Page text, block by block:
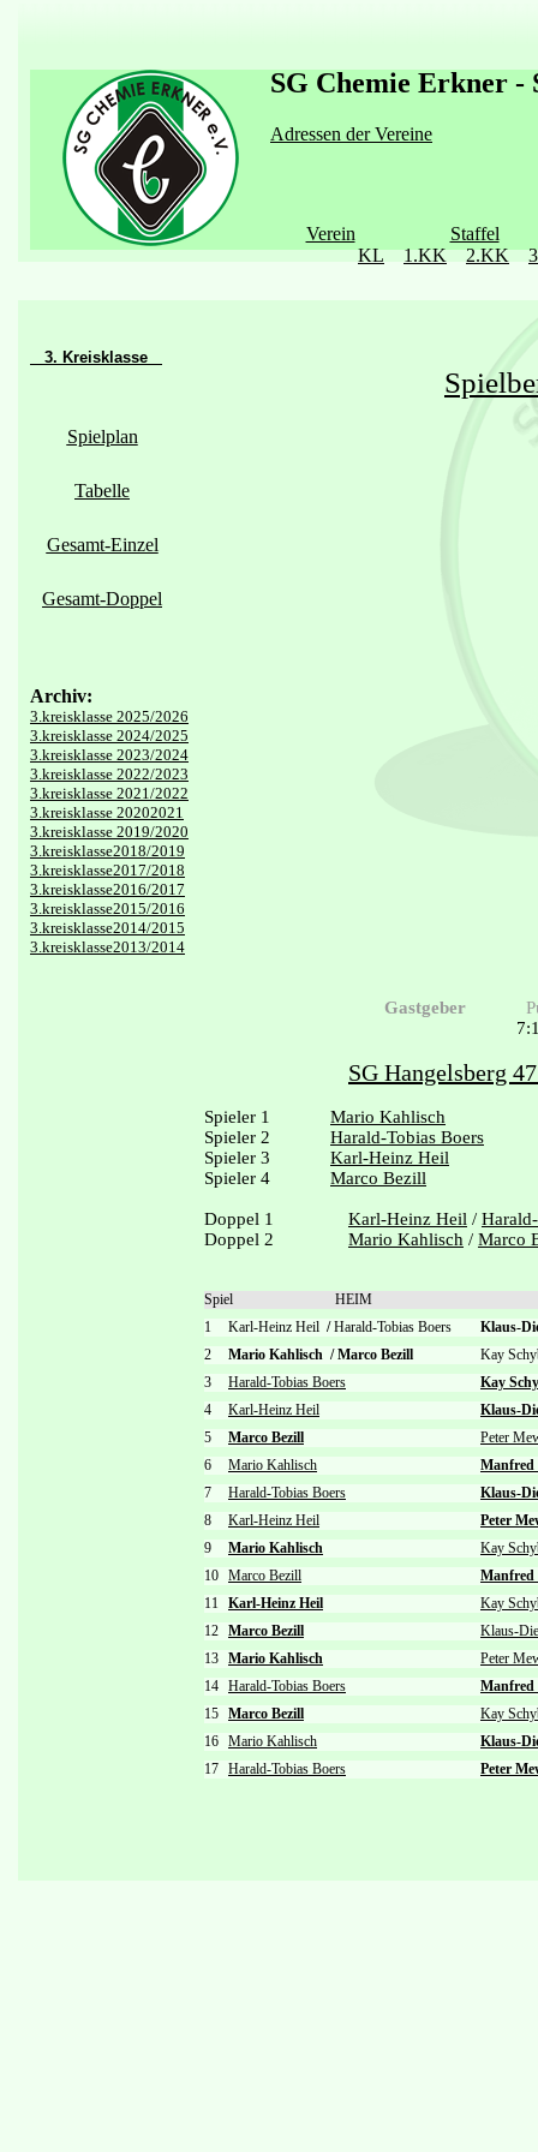
SG Chemie Erkner -
Adressen der Vereine
Verein
Staffel
KL
1.KK 2.KK
3. Kreisklasse
Spielplan
Tabelle
Gesamt-Einzel
Gesamt-Doppel
Archiv:
3.kreisklasse 2025/2026
3.kreisklasse 2024/2025
3.kreisklasse 2023/2024
3.kreisklasse 2022/2023
3.kreisklasse 2021/2022
3.kreisklasse 20202021
3.kreisklasse 2019/2020
3.kreisklasse2018/2019
3.kreisklasse2017/2018
3.kreisklasse2016/2017
3.kreisklasse2015/2016
3.kreisklasse2014/2015
3.kreisklasse2013/2014
Gastgeber
SG Hangelsberg
Spieler 1
Mario Kahlisch
Spieler 2
Harald-Tobias Boers
Spieler 3
Karl-Heinz Heil
Spieler 4
Marco Bezill
Doppel 1 Karl-Heinz Heil /
Doppel 2
Mario Kahlisch / Marco
Spiel
HEIM
1
Karl-Heinz Heil /Harald-Tobias Boers
Klaus-
2
Mario Kahlisch /Marco Bezill
Kay
3
Harald-Tobias Boers
Kay
4
Karl-Heinz Heil
Klaus-
5
Marco Bezill
Peter
6
Mario Kahlisch
Manfred
7
Harald-Tobias Boers
Klaus-
8
Karl-Heinz Heil
Peter
9
Mario Kahlisch
Kay
10 Marco Bezill
Manfred
11 Karl-Heinz Heil
Kay
12 Marco Bezill
Klaus-
13 Mario Kahlisch
Peter
14 Harald-Tobias Boers
Manfred
15 Marco Bezill
Kay
16 Mario Kahlisch
Klaus-
17 Harald-Tobias Boers Peter